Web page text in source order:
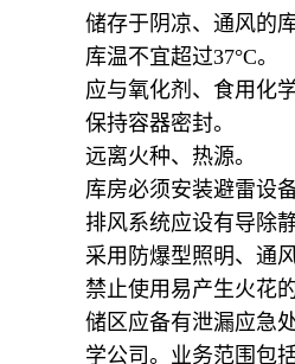
储存于阴凉、通风的库
库温不宜超过37°C。
应与氧化剂、食用化
保持容器密封。
远离火种、热源。
库房必须安装避雷设备
排风系统应设有导除
采用防爆型照明、通风
禁止使用易产生火花
储区应备有泄漏应急
学公司。业务范围包